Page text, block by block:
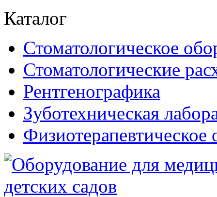
Каталог
Стоматологическое
Стоматологические
Рентгенографика
Зуботехническая
Физиотерапевтическое